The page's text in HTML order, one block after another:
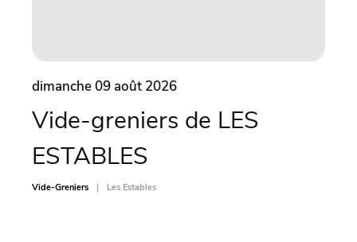
dimanche 09 août 2026
Vide-greniers de LES
ESTABLES
Vide-Greniers Les Estables